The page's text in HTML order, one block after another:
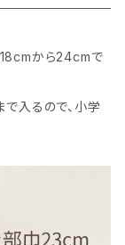
から24cmで
入るので、小学